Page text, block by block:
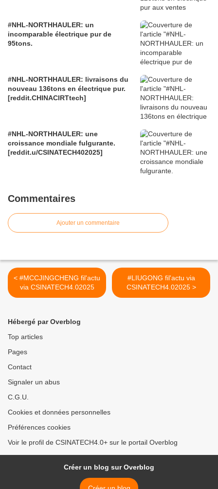
#NHL-NORTHHAULER: un
incomparable électrique pur de
95tons.
#NHL-NORTHHAULER: livraisons du
nouveau 136tons en électrique pur.
[reddit.CHINACIRTtech]
#NHL-NORTHHAULER: une
croissance mondiale fulgurante.
[reddit.u/CSINATECH402025]
Commentaires
Ajouter un commentaire
< #MCCJINGCHENG fil'actu
via CSINATECH4.02025
#LIUGONG fil'actu via
CSINATECH4.02025 >
Hébergé par Overblog
Top articles
Pages
Contact
Signaler un abus
C.G.U.
Cookies et données personnelles
Préférences cookies
Voir le profil de CSINATECH4.0+ sur le portail Overblog
Créer un blog sur Overblog